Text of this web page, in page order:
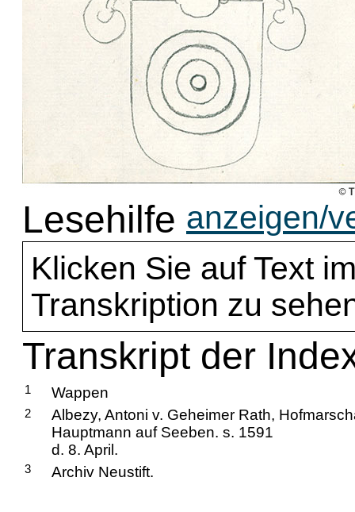
Lesehilfe anzeigen/
Klicken Sie auf Text
Transkription zu
Transkript der
1 Wappen
2
Albezy, Antoni v. Geheimer Rath,
Hauptmann auf Seeben. s. 1591
d. 8. April.
3 Archiv Neustift.